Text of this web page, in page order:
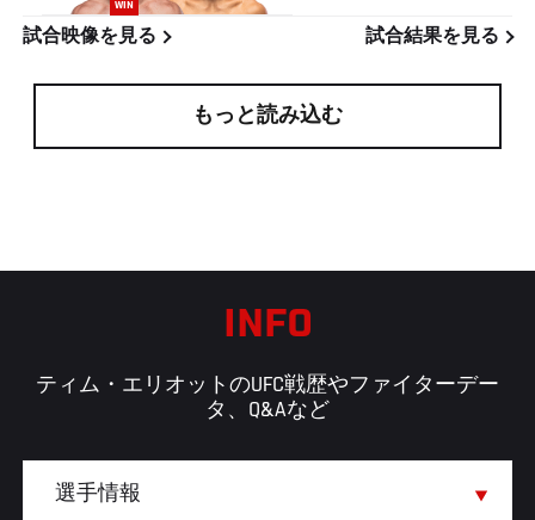
WIN
試合映像を見る 試合結果を見る
もっと読み込む
INFO
ティム・エリオットのUFC戦歴やファイターデー
タ、Q&Aなど